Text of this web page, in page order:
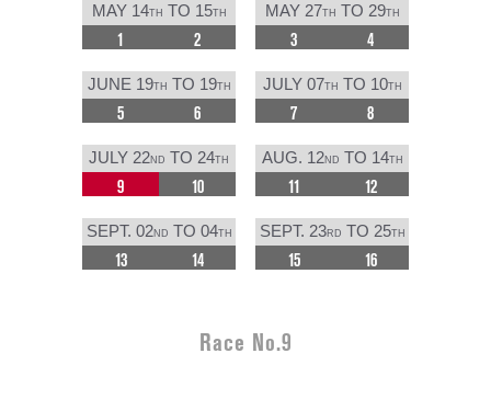
MAY 14TH TO 15TH
1 2
MAY 27TH TO 29TH
3 4
JUNE 19TH TO 19TH
5 6
JULY 07TH TO 10TH
7 8
JULY 22ND TO 24TH
9 10
AUG. 12ND TO 14TH
11 12
SEPT. 02ND TO 04TH
13 14
SEPT. 23RD TO 25TH
15 16
Race No.9